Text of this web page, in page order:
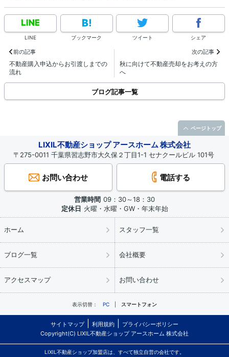
LINE ブックマーク ツイート シェア
前の記事
不動産購入申込からお引渡しまでの
流れ
次の記事
秋に向けて不動産売却をお考えの方
へ
ブログ記事一覧
LIXIL不動産ショップ アースホーム 株式会社
〒275-0011 千葉県習志野市大久保２丁目1-1 セナクールビル 101号
お問い合わせ 電話する
営業時間 09：30～18：30
定休日 火曜・水曜・GW・年末年始
ホーム スタッフ一覧
ブログ一覧 会社概要
アクセスマップ お問い合わせ
表示切替： PC スマートフォン
サイトマップ 利用規約
プライバシーポリシー
Copyright(C) LIXIL不動産ショップ アースホーム 株式会社
LIXIL不動産ショップ加盟店は、すべて独立自営の会社です。
ページトップ